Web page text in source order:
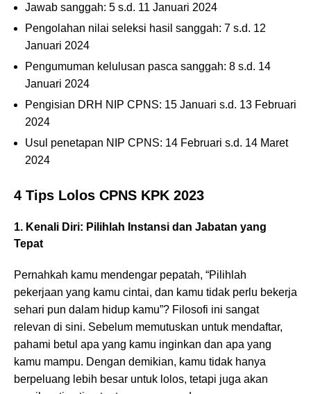
Jawab sanggah: 5 s.d. 11 Januari 2024
Pengolahan nilai seleksi hasil sanggah: 7 s.d. 12
Januari 2024
Pengumuman kelulusan pasca sanggah: 8 s.d. 14
Januari 2024
Pengisian DRH NIP CPNS: 15 Januari s.d. 13 Februari
2024
Usul penetapan NIP CPNS: 14 Februari s.d. 14 Maret
2024
4 Tips Lolos CPNS KPK 2023
1. Kenali Diri: Pilihlah Instansi dan Jabatan yang
Tepat
Pernahkah kamu mendengar pepatah, “Pilihlah
pekerjaan yang kamu cintai, dan kamu tidak perlu bekerja
sehari pun dalam hidup kamu”? Filosofi ini sangat
relevan di sini. Sebelum memutuskan untuk mendaftar,
pahami betul apa yang kamu inginkan dan apa yang
kamu mampu. Dengan demikian, kamu tidak hanya
berpeluang lebih besar untuk lolos, tetapi juga akan